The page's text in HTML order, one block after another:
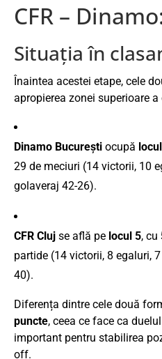
CFR –
Situația în
Înaintea acestei etape, cele
apropierea zonei superioare
Dinamo București ocupă
29 de meciuri (14 victorii, 10
golaveraj 42-26).
CFR Cluj se află pe locul 5, cu
partide (14 victorii, 8 egaluri,
40).
Diferența dintre cele două
puncte, ceea ce face ca
important pentru stabilirea
off.